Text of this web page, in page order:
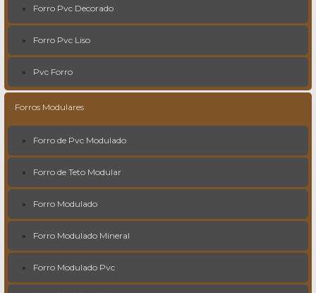
Forro Pvc Decorado
Forro Pvc Liso
Pvc Forro
Forros Modulares
Forro de Pvc Modulado
Forro de Teto Modular
Forro Modulado
Forro Modulado Mineral
Forro Modulado Pvc